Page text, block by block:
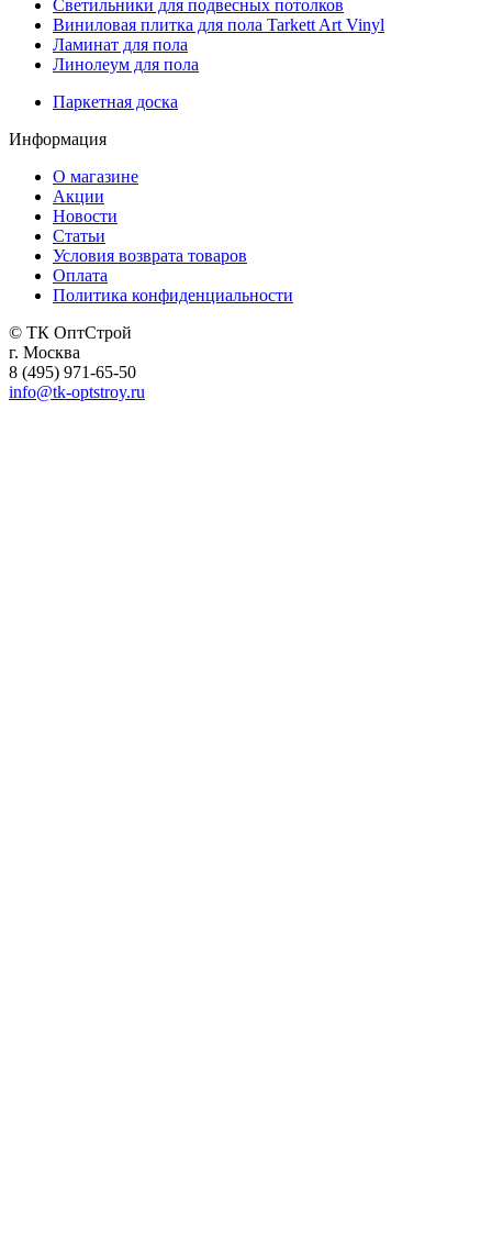
Светильники для подвесных потолков
Виниловая плитка для пола Tarkett Art Vinyl
Ламинат для пола
Линолеум для пола
Паркетная доска
Информация
О магазине
Акции
Новости
Статьи
Условия возврата товаров
Оплата
Политика конфиденциальности
© ТК ОптСтрой
г. Москва
8 (495) 971-65-50
info@tk-optstroy.ru